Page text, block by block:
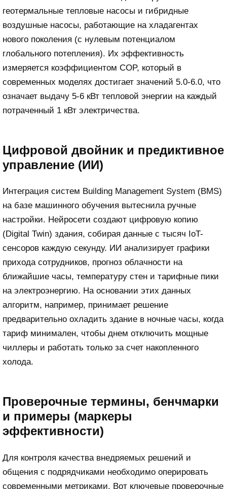
геотермальные тепловые насосы и гибридные
воздушные насосы, работающие на хладагентах
нового поколения (с нулевым потенциалом
глобального потепления). Их эффективность
измеряется коэффициентом COP, который в
современных моделях достигает значений 5.0-6.0, что
означает выдачу 5-6 кВт тепловой энергии на каждый
потраченный 1 кВт электричества.
Цифровой двойник и предиктивное
управление (ИИ)
Интеграция систем Building Management System (BMS)
на базе машинного обучения вытеснила ручные
настройки. Нейросети создают цифровую копию
(Digital Twin) здания, собирая данные с тысяч IoT-
сенсоров каждую секунду. ИИ анализирует графики
прихода сотрудников, прогноз облачности на
ближайшие часы, температуру стен и тарифные пики
на электроэнергию. На основании этих данных
алгоритм, например, принимает решение
предварительно охладить здание в ночные часы, когда
тариф минимален, чтобы днем отключить мощные
чиллеры и работать только за счет накопленного
холода.
Проверочные термины, бенчмарки
и примеры (маркеры
эффективности)
Для контроля качества внедряемых решений и
общения с подрядчиками необходимо оперировать
современными метриками. Вот ключевые проверочные